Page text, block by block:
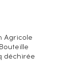
Agricole
déchirée